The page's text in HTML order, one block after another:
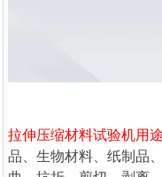
拉伸压缩材料试验机用
品、生物材料、纸制品